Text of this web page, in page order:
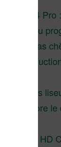
XTEINK X4
éclairage au
Liseuses pas
Vivlio –
3 anciennes
valent encore
Vivlio Light HD